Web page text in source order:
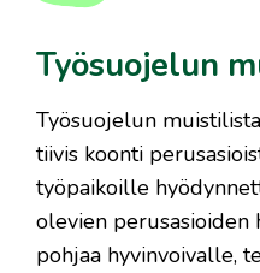
Työsuojelun
Työsuojelun
tiivis koonti
työpaikoille
olevien
pohjaa hyvinvoivalle,